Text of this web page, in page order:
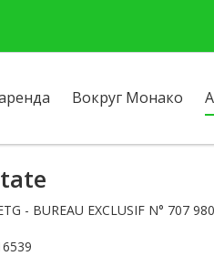
Вокруг Монако
- BUREAU EXCLUSIF N° 707